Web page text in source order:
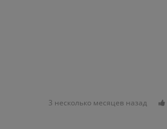
3 несколько месяцев назад